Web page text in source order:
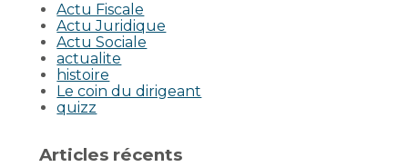
Actu Fiscale
Actu Juridique
Actu Sociale
actualite
histoire
Le coin du dirigeant
quizz
Articles récents